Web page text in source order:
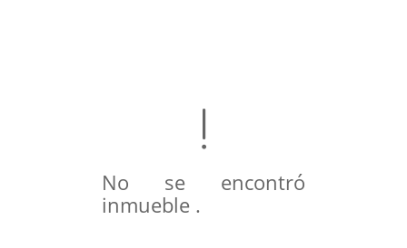
No se encontró
inmueble .